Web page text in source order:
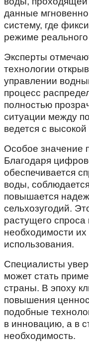
данные
систему, где
режиме
Эксперты
технологии
управлении
процесс
полностью
ситуации между
ведется с
Особое значение
Благодаря
обеспечивается
воды,
повышается
сельхозугодий.
растущего
необходимости
использования.
Специалисты
может стать
страны. В эпоху
повышения
подобные
в инновацию, а в
необходимость.